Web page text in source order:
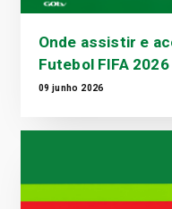
Onde assistir e
Futebol FIFA
09 junho 2026